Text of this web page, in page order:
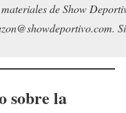
de Show
Si
sobre la